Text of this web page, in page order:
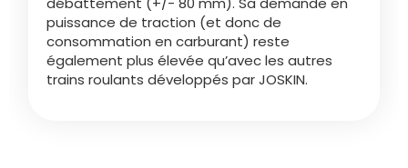
العربية
رسید ن
puissance de traction (et donc de
consommation en carburant) reste
également plus élevée qu’avec les autres
trains roulants développés par JOSKIN.